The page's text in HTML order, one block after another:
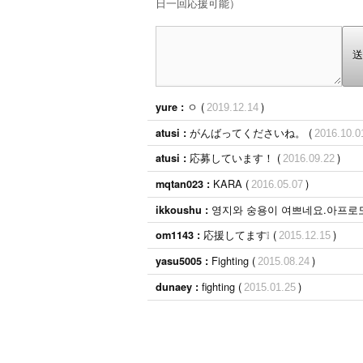
yure : ㅇ ( 2019.12.14 )
atusi : がんばってくださいね。 (
atusi : 応募しています！ ( 2016.09.22 )
mqtan023 : KARA ( 2016.05.07 )
ikkoushu : 영지와 숭용이 여쁘네요.아프로도 사랑해요
om1143 : 応援してます❕ ( 2015.12.15 )
yasu5005 : Fighting ( 2015.08.24 )
dunaey : fighting ( 2015.01.25 )